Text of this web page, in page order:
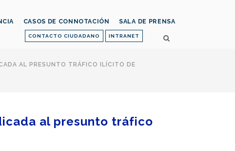
CONTACTO CIUDADANO INTRANET
CASOS DE CONNOTACIÓN SALA DE PRENSA
AL PRESUNTO TRÁFICO ILÍCITO DE
al presunto tráfico